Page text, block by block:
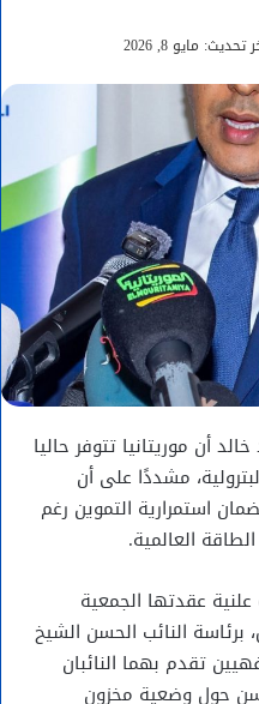
تحديث: مايو 8, 2026
أن موريتانيا تتوفر حاليا
مشددًا على أن
استمرارية التموين رغم
العالمية.
عقدتها الجمعية
النائب الحسن الشيخ
تقدم بهما النائبان
حول وضعية مخزون